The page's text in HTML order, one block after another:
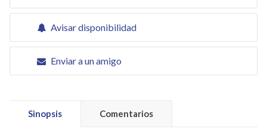
Avisar disponibilidad
Enviar a un amigo
Sinopsis Comentarios